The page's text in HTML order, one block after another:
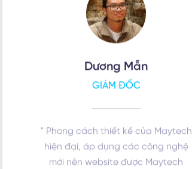
Dương Mẫn
GIÁM ĐỐC
" Phong cách thiết kế của Maytech
hiện đại, áp dụng các công nghệ
mới nên website được Maytech